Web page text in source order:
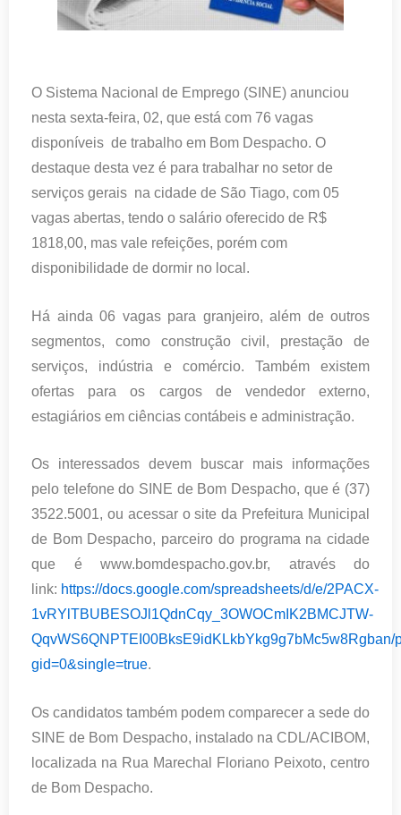
O Sistema Nacional de Emprego (SINE) anunciou
nesta sexta-feira, 02, que está com 76 vagas
disponíveis de trabalho em Bom Despacho. O
destaque desta vez é para trabalhar no setor de
serviços gerais na cidade de São Tiago, com 05
vagas abertas, tendo o salário oferecido de R$
1818,00, mas vale refeições, porém com
disponibilidade de dormir no local.
Há ainda 06 vagas para granjeiro, além de outros
segmentos, como construção civil, prestação de
serviços, indústria e comércio. Também existem
ofertas para os cargos de vendedor externo,
estagiários em ciências contábeis e administração.
Os interessados devem buscar mais informações
pelo telefone do SINE de Bom Despacho, que é (37)
3522.5001, ou acessar o site da Prefeitura Municipal
de Bom Despacho, parceiro do programa na cidade
que é www.bomdespacho.gov.br, através do
link: https://docs.google.com/spreadsheets/d/e/2PACX-
1vRYlTBUBESOJl1QdnCqy_3OWOCmIK2BMCJTW-
QqvWS6QNPTEI00BksE9idKLkbYkg9g7bMc5w8Rgban/
gid=0&single=true.
Os candidatos também podem comparecer a sede do
SINE de Bom Despacho, instalado na CDL/ACIBOM,
localizada na Rua Marechal Floriano Peixoto, centro
de Bom Despacho.